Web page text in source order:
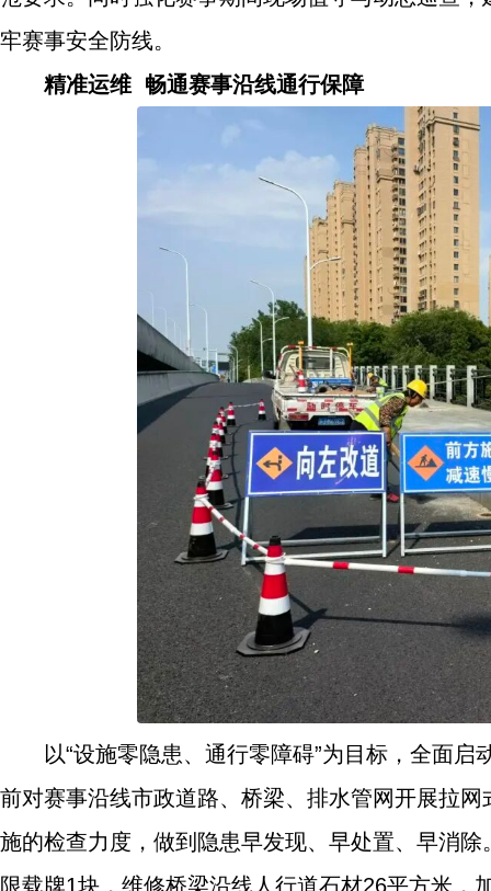
牢赛事安全防线。
精准运维 畅通赛事沿线通行保障
以“设施零隐患、通行零障碍”为目标，全面
前对赛事沿线市政道路、桥梁、排水管网开展拉
施的检查力度，做到隐患早发现、早处置、早消
限载牌1块，维修桥梁沿线人行道石材26平方米